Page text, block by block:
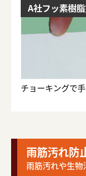
A社フッ素樹
チョーキングで
雨筋汚れ防
雨筋汚れや生